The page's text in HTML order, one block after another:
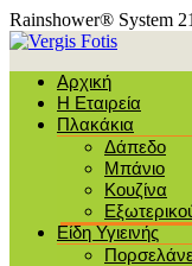
Rainshower® System
Αρχική
Η Εταιρεία
Πλακάκια
Δάπεδο
Μπάνιο
Κουζίνα
Είδη Υγιεινής